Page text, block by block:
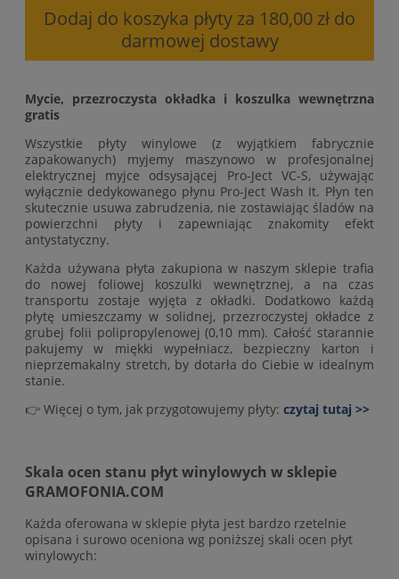
Dodaj do koszyka płyty za 180,00 zł do
darmowej dostawy
Mycie, przezroczysta okładka i koszulka wewnętrzna
gratis
Wszystkie płyty winylowe (z wyjątkiem fabrycznie
zapakowanych) myjemy maszynowo w profesjonalnej
elektrycznej myjce odsysającej Pro-Ject VC-S, używając
wyłącznie dedykowanego płynu Pro-Ject Wash It. Płyn ten
skutecznie usuwa zabrudzenia, nie zostawiając śladów na
powierzchni płyty i zapewniając znakomity efekt
antystatyczny.
Każda używana płyta zakupiona w naszym sklepie trafia
do nowej foliowej koszulki wewnętrznej, a na czas
transportu zostaje wyjęta z okładki. Dodatkowo każdą
płytę umieszczamy w solidnej, przezroczystej okładce z
grubej folii polipropylenowej (0,10 mm). Całość starannie
pakujemy w miękki wypełniacz, bezpieczny karton i
nieprzemakalny stretch, by dotarła do Ciebie w idealnym
stanie.
👉 Więcej o tym, jak przygotowujemy płyty: czytaj tutaj >>
Skala ocen stanu płyt winylowych w sklepie
GRAMOFONIA.COM
Każda oferowana w sklepie płyta jest bardzo rzetelnie
opisana i surowo oceniona wg poniższej skali ocen płyt
winylowych: